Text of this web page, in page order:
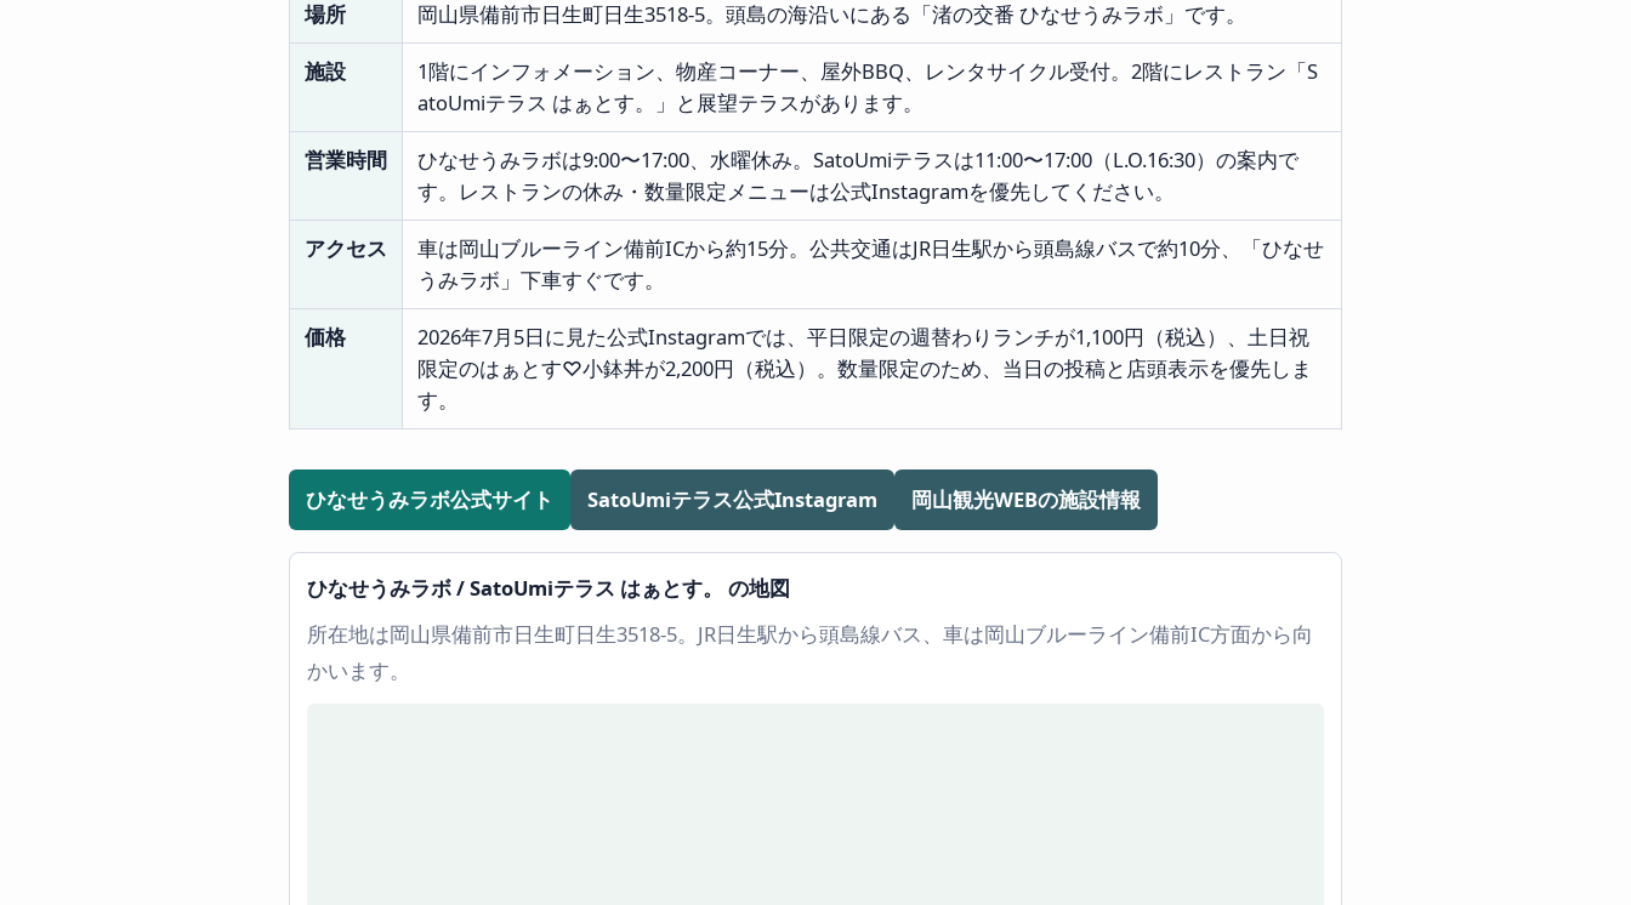
場所 岡山県備前市日生町日生3518-5。頭島の海沿いにある「渚の交番 ひなせうみラボ」です。
施設
1階にインフォメーション、物産コーナー、屋外BBQ、レンタサイクル受付。2階にレストラン「S
atoUmiテラス はぁとす。」と展望テラスがあります。
営業時間
ひなせうみラボは9:00〜17:00、水曜休み。SatoUmiテラスは11:00〜17:00（L.O.16:30）の案内で
す。レストランの休み・数量限定メニューは公式Instagramを優先してください。
アクセス
車は岡山ブルーライン備前ICから約15分。公共交通はJR日生駅から頭島線バスで約10分、「ひなせ
うみラボ」下車すぐです。
価格
2026年7月5日に見た公式Instagramでは、平日限定の週替わりランチが1,100円（税込）、土日祝
限定のはぁとす♡小鉢丼が2,200円（税込）。数量限定のため、当日の投稿と店頭表示を優先しま
す。
ひなせうみラボ公式サイト SatoUmiテラス公式Instagram 岡山観光WEBの施設情報
ひなせうみラボ / SatoUmiテラス はぁとす。 の地図
所在地は岡山県備前市日生町日生3518-5。JR日生駅から頭島線バス、車は岡山ブルーライン備前IC方面から向
かいます。